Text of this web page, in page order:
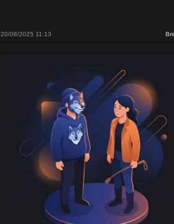
20/08/2025 11:13